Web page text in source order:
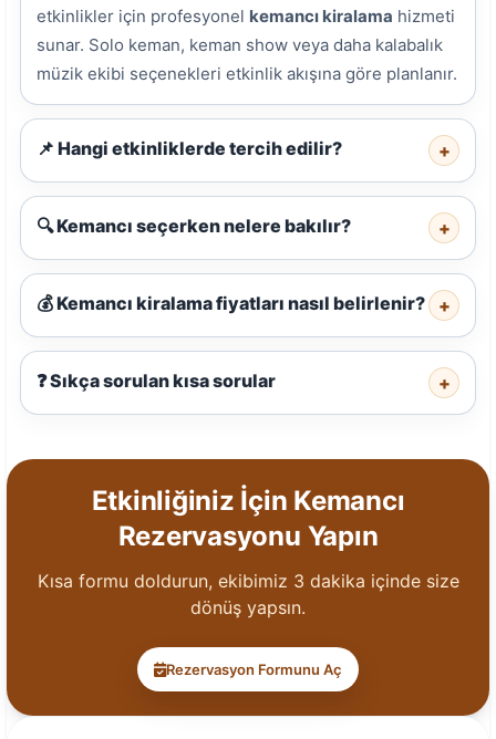
etkinlikler için profesyonel kemancı kiralama hizmeti
sunar. Solo keman, keman show veya daha kalabalık
müzik ekibi seçenekleri etkinlik akışına göre planlanır.
📌 Hangi etkinliklerde tercih edilir? +
🔍 Kemancı seçerken nelere bakılır? +
💰 Kemancı kiralama fiyatları nasıl belirlenir? +
❓ Sıkça sorulan kısa sorular +
Etkinliğiniz İçin Kemancı
Rezervasyonu Yapın
Kısa formu doldurun, ekibimiz 3 dakika içinde size
dönüş yapsın.
Rezervasyon Formunu Aç